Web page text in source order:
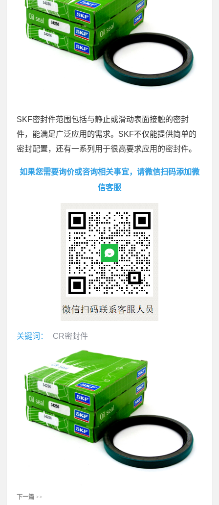
SKF密封件范围包括与静止或滑动表面接触的密封
件，能满足广泛应用的需求。SKF不仅能提供简单的
密封配置，还有一系列用于很高要求应用的密封件。
如果您需要询价或咨询相关事宜，请微信扫码添加微
信客服
关键词： CR密封件
下一篇 >>